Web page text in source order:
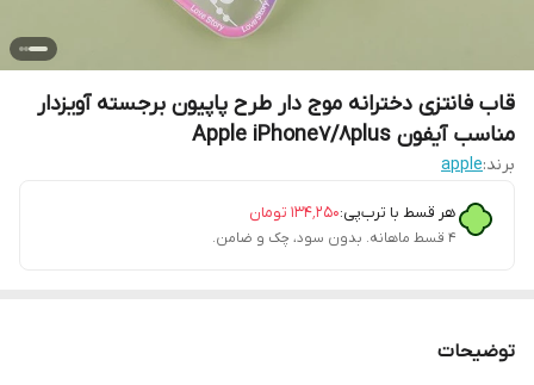
قاب فانتزی دخترانه موج دار طرح پاپیون برجسته آویزدار
مناسب آیفون Apple iPhone7/8plus
برند:apple
هر قسط با ترب‌پی:۱۳۴٬۲۵۰ تومان
۴ قسط ماهانه. بدون سود، چک و ضامن.
توضیحات